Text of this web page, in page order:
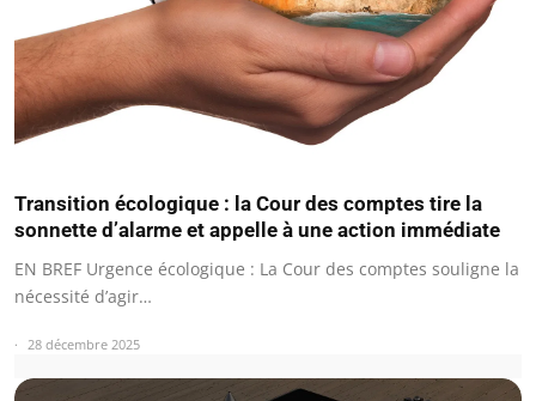
Transition écologique : la Cour des comptes tire la
sonnette d’alarme et appelle à une action immédiate
EN BREF Urgence écologique : La Cour des comptes souligne la
nécessité d’agir…
28 décembre 2025